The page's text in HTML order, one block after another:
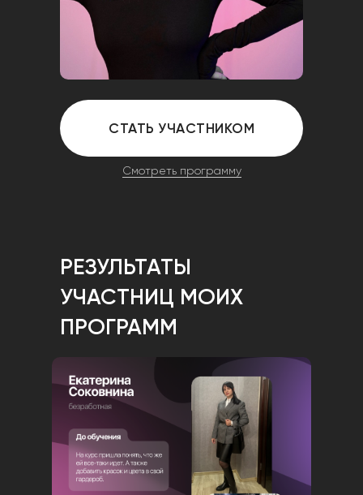
СТАТЬ УЧАСТНИКОМ
Смотреть программу
РЕЗУЛЬТАТЫ
УЧАСТНИЦ МОИХ
ПРОГРАММ